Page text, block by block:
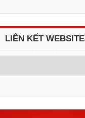
LIÊN KẾT WEBSITE